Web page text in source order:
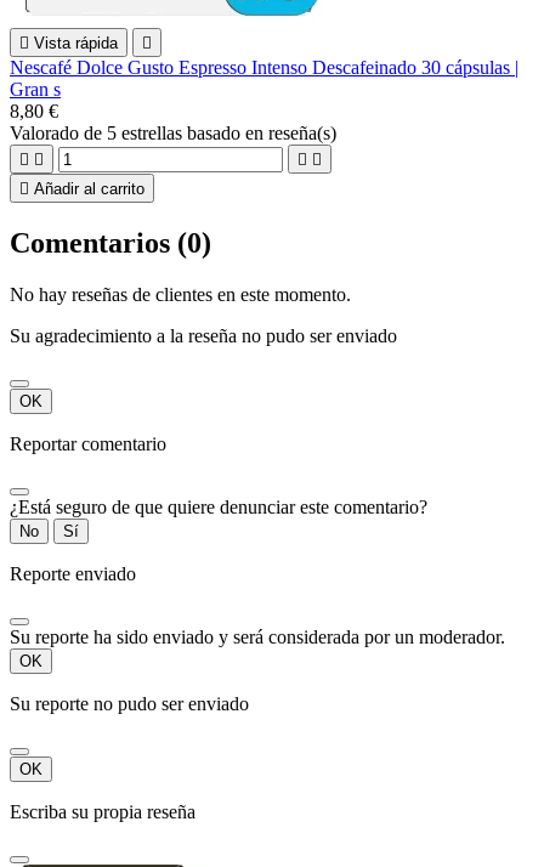
 Vista rápida 
Nescafé Dolce Gusto Espresso Intenso Descafeinado 30 cápsulas |
Gran s
8,80 €
Valorado de 5 estrellas basado en reseña(s)
   
 Añadir al carrito
Comentarios (0)
No hay reseñas de clientes en este momento.
Su agradecimiento a la reseña no pudo ser enviado
OK
Reportar comentario
¿Está seguro de que quiere denunciar este comentario?
No Sí
Reporte enviado
Su reporte ha sido enviado y será considerada por un moderador.
OK
Su reporte no pudo ser enviado
OK
Escriba su propia reseña